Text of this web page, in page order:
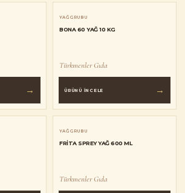
→
YAĞ GRUBU
BONA 60 YAĞ 10 KG
Türkmenler Gıda
ÜRÜNÜ İNCELE →
YAĞ GRUBU
FRITA SPREY YAĞ 600 ML
Türkmenler Gıda